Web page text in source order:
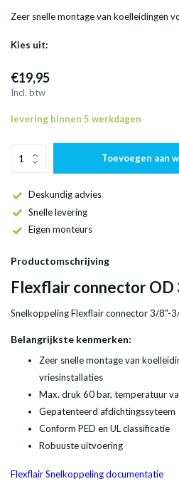
Zeer snelle montage van koelleidingen
Kies uit:
€19,95
Incl. btw
levering binnen 5 werkdagen
Toevoegen aan
Deskundig advies
Snelle levering
Eigen monteurs
Productomschrijving
Flexflair connector
Snelkoppeling Flexflair connector 3/8"-
Belangrijkste kenmerken:
Zeer snelle montage van
vriesinstallaties
Max. druk 60 bar, temperatuur
Gepatenteerd afdichtingssyteem
Conform PED en UL classificatie
Robuuste uitvoering
Flexflair Snelkoppeling documentatie